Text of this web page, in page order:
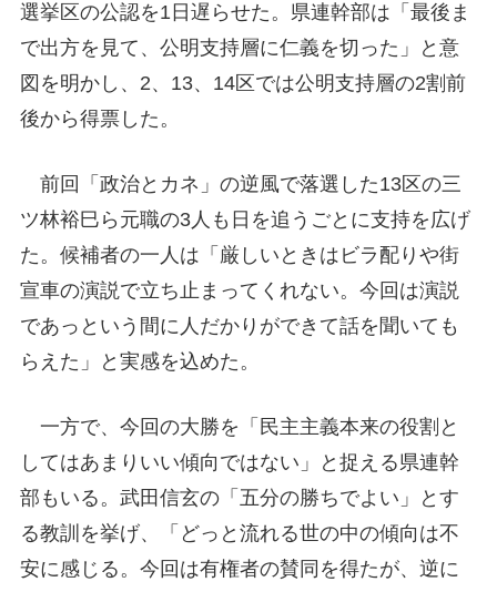
選挙区の公認を1日遅らせた。県連幹部は「最後ま
で出方を見て、公明支持層に仁義を切った」と意
図を明かし、2、13、14区では公明支持層の2割前
後から得票した。
前回「政治とカネ」の逆風で落選した13区の三
ツ林裕巳ら元職の3人も日を追うごとに支持を広げ
た。候補者の一人は「厳しいときはビラ配りや街
宣車の演説で立ち止まってくれない。今回は演説
であっという間に人だかりができて話を聞いても
らえた」と実感を込めた。
一方で、今回の大勝を「民主主義本来の役割と
してはあまりいい傾向ではない」と捉える県連幹
部もいる。武田信玄の「五分の勝ちでよい」とす
る教訓を挙げ、「どっと流れる世の中の傾向は不
安に感じる。今回は有権者の賛同を得たが、逆に